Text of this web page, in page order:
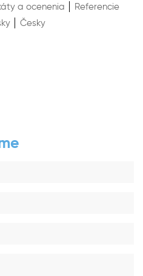
a ocenenia
Referencie
Česky